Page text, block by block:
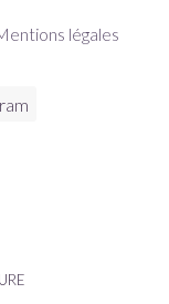
légales